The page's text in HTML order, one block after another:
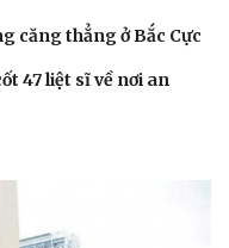
trang
Việt
căng thẳng ở Bắc Cực
47 liệt sĩ về nơi an